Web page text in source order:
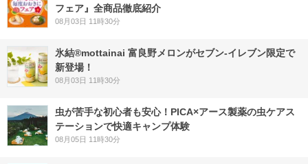
フェア』全商品徹底紹介
08月03日 11時30分
氷結®mottainai 富良野メロンがセブン‐イレブン限定で
新登場！
08月03日 11時30分
虫が苦手な初心者も安心！PICA×アース製薬の虫ケアス
テーションで快適キャンプ体験
08月05日 11時30分